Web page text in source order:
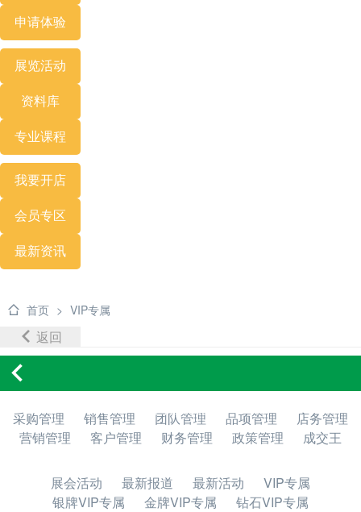
申请体验
展览活动
资料库
专业课程
我要开店
会员专区
最新资讯
首页 > VIP专属
返回
内容列表
采购管理 销售管理 团队管理 品项管理
店务管理
营销管理
客户管理 财务管理 政策管理 成交王
展会活动 最新报道 最新活动
VIP专属
银牌VIP专属
金牌VIP专属 钻石VIP专属